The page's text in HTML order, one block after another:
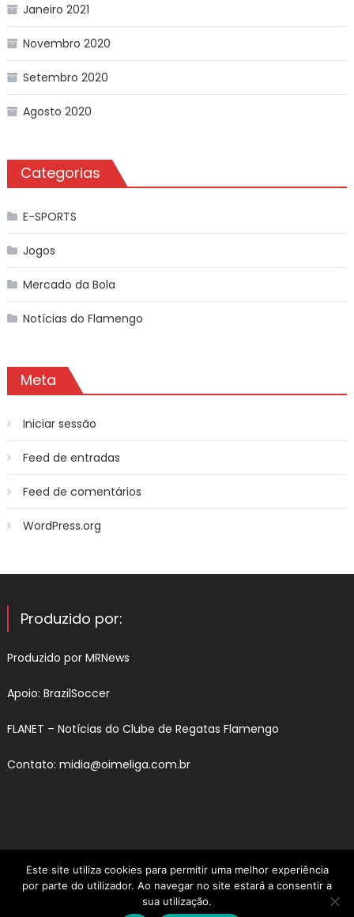
Janeiro 2021
Novembro 2020
Setembro 2020
Agosto 2020
Categorias
E-SPORTS
Jogos
Mercado da Bola
Notícias do Flamengo
Meta
Iniciar sessão
Feed de entradas
Feed de comentários
WordPress.org
Produzido por:
Produzido por MRNews
Apoio: BrazilSoccer
FLANET – Notícias do Clube de Regatas Flamengo
Contato: midia@oimeliga.com.br
Este site utiliza cookies para permitir uma melhor experiência
por parte do utilizador. Ao navegar no site estará a consentir a
sua utilização.